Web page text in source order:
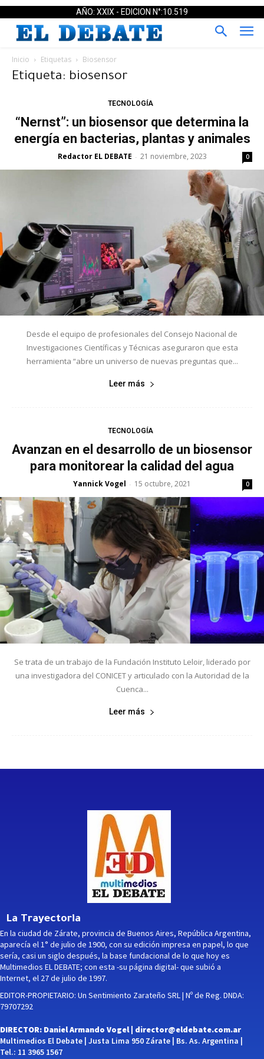
AÑO: XXIX - EDICION N°:10.519
Inicio Etiquetas Biosensor
Etiqueta: biosensor
TECNOLOGÍA
“Nernst”: un biosensor que determina la
energía en bacterias, plantas y animales
Redactor EL DEBATE - 21 noviembre, 2023 0
Desde el equipo de profesionales del Consejo Nacional de
Investigaciones Científicas y Técnicas aseguraron que esta
herramienta “abre un universo de nuevas preguntas que...
Leer más
TECNOLOGÍA
Avanzan en el desarrollo de un biosensor
para monitorear la calidad del agua
Yannick Vogel - 15 octubre, 2021 0
Se trata de un trabajo de la Fundación Instituto Leloir, liderado por
una investigadora del CONICET y articulado con la Autoridad de la
Cuenca...
Leer más
La Trayectoria
En la ciudad de Zárate, provincia de Buenos Aires, República Argentina,
aparecía el 1° de julio de 1900, con su edición impresa en papel, lo que
sería, casi un siglo después, la base fundacional de lo que hoy es
Multimedios EL DEBATE; con esta -su página digital- que subió a
Internet, el 27 de julio de 1997.
EDITOR-PROPIETARIO: Un Sentimiento Zarateño SRL | Nº de Reg. DNDA:
79707292
DIRECTOR: Daniel Armando Vogel | director@eldebate.com.ar
Multimedios El Debate | Justa Lima 950 Zárate | Bs. As. Argentina |
Tel.: 11 3965 1567